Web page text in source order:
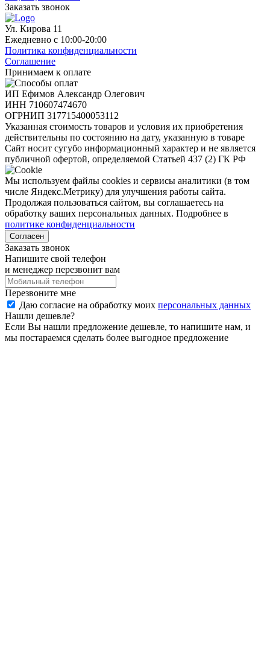
Заказать звонок
Ул. Кирова 11
Ежедневно с 10:00-20:00
Политика конфиденциальности
Соглашение
Принимаем к оплате
ИП Ефимов Александр Олегович
ИНН 710607474670
ОГРНИП 317715400053112
Указанная стоимость товаров и условия их приобретения
действительны по состоянию на дату, указанную в товаре
Сайт носит сугубо информационный характер и не является
публичной офертой, определяемой Статьей 437 (2) ГК РФ
Мы используем файлы cookies и сервисы аналитики (в том
числе Яндекс.Метрику) для улучшения работы сайта.
Продолжая пользоваться сайтом, вы соглашаетесь на
обработку ваших персональных данных. Подробнее в
политике конфиденциальности
Согласен
Заказать звонок
Напишите свой телефон
и менеджер перезвонит вам
Перезвоните мне
Даю согласие на обработку моих персональных данных
Нашли дешевле?
Если Вы нашли предложение дешевле, то напишите нам, и
мы постараемся сделать более выгодное предложение